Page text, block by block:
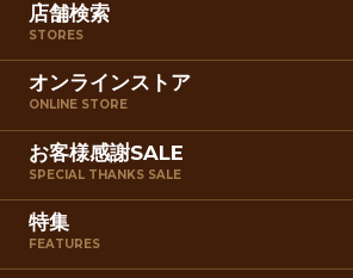
店舗検索
STORES
オンラインストア
ONLINE STORE
お客様感謝SALE
SPECIAL THANKS SALE
特集
FEATURES